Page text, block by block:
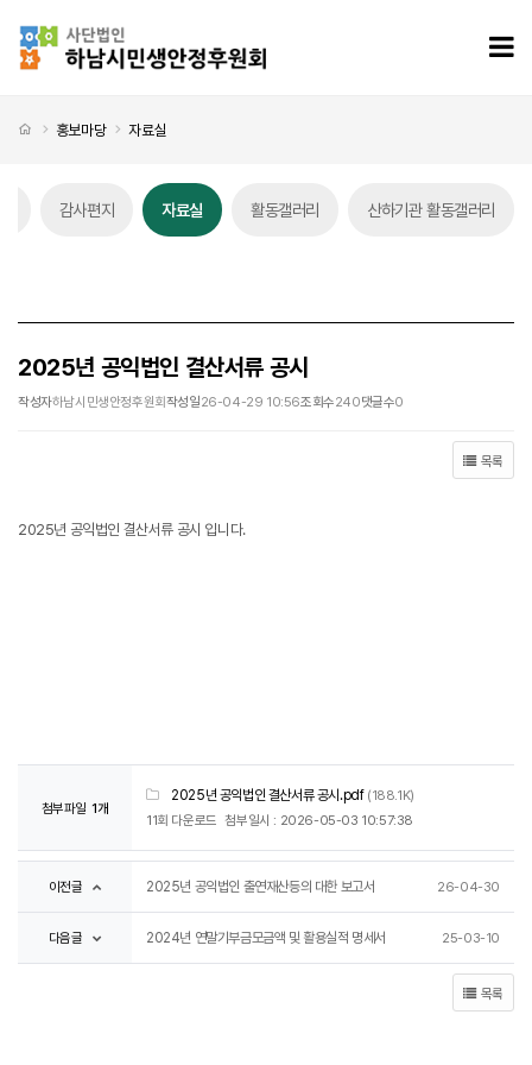
처음으로
홍보마당 자료실
감사편지 자료실 활동갤러리 산하기관 활동갤러리
2025년 공익법인 결산서류 공시
작성자하남시민생안정후원회작성일26-04-29 10:56조회수240댓글수0
목록
2025년 공익법인 결산서류 공시 입니다.
첨부파일 1개
2025년 공익법인 결산서류 공시.pdf (188.1K)
11회 다운로드 첨부일시 : 2026-05-03 10:57:38
이전글 2025년 공익법인 출연재산등의 대한 보고서 26-04-30
다음글 2024년 연말기부금모금액 및 활용실적 명세서 25-03-10
목록